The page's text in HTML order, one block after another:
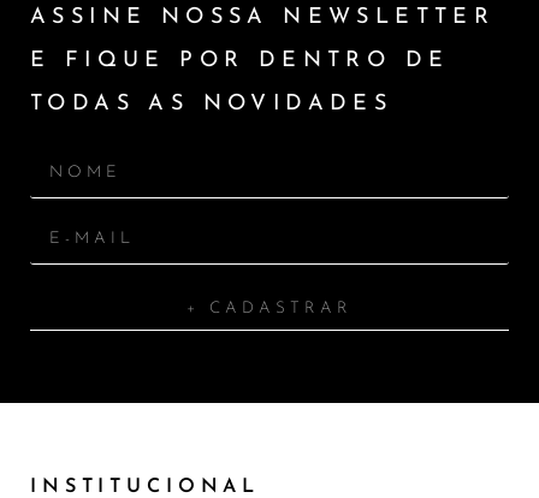
ASSINE NOSSA NEWSLETTER
E FIQUE POR DENTRO DE
TODAS AS NOVIDADES
+ CADASTRAR
INSTITUCIONAL